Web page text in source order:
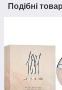
Подібні